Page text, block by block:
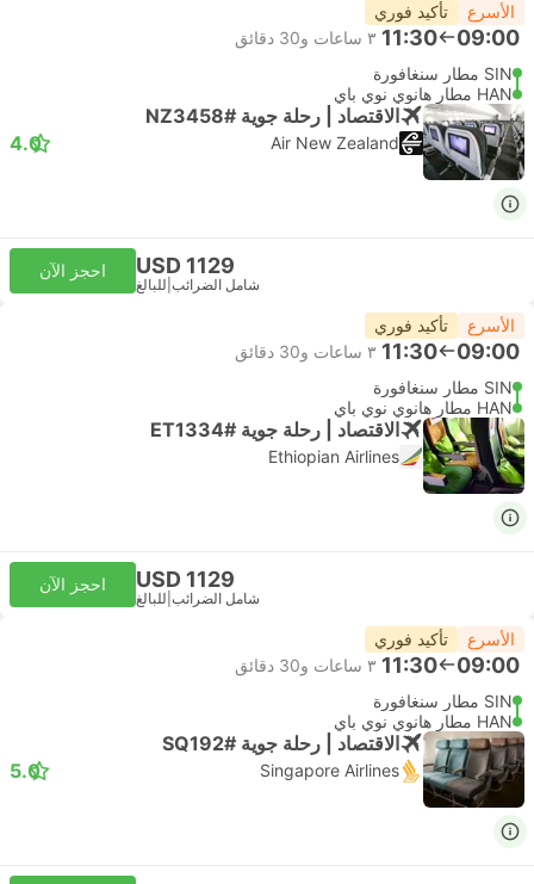
الأسرع تأكيد فوري
09:00
11:30 ٣ ساعات و‫30 دقائق
SIN مطار سنغافورة
HAN مطار هانوي نوي باي
الاقتصاد | رحلة جوية #NZ3458
Air New Zealand
4.0
USD 1129
شامل الضرائب للبالغ
احجز الآن
الأسرع تأكيد فوري
09:00
11:30 ٣ ساعات و‫30 دقائق
SIN مطار سنغافورة
HAN مطار هانوي نوي باي
الاقتصاد | رحلة جوية #ET1334
Ethiopian Airlines
USD 1129
شامل الضرائب للبالغ
احجز الآن
الأسرع تأكيد فوري
09:00
11:30 ٣ ساعات و‫30 دقائق
SIN مطار سنغافورة
HAN مطار هانوي نوي باي
الاقتصاد | رحلة جوية #SQ192
Singapore Airlines
5.0